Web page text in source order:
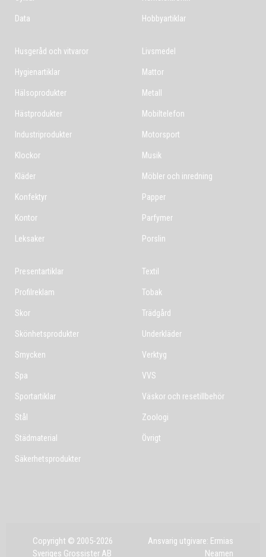
Data Hobbyartiklar
Husgeråd och vitvaror
Hygienartiklar
Hälsoprodukter
Hästprodukter
Industriprodukter
Klockor
Kläder
Konfektyr
Kontor
Leksaker
Livsmedel
Mattor
Metall
Mobiltelefon
Motorsport
Musik
Möbler och inredning
Papper
Parfymer
Porslin
Presentartiklar
Profilreklam
Skor
Skönhetsprodukter
Smycken
Spa
Sportartiklar
Stål
Städmaterial
Säkerhetsprodukter
Textil
Tobak
Trädgård
Underkläder
Verktyg
VVS
Väskor och resetillbehör
Zoologi
Övrigt
Copyright © 2005-2026
Sveriges Grossister AB
Ansvarig utgivare: Ermias
Neamen